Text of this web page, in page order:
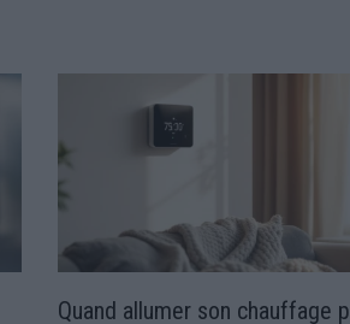
Quand allumer son chauffage